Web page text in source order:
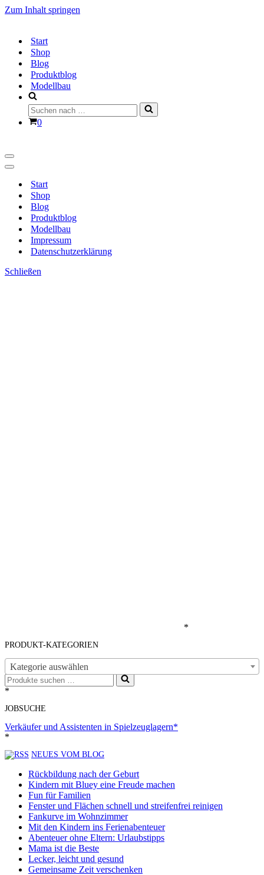
Zum Inhalt springen
Start
Shop
Blog
Produktblog
Modellbau
Suchen
nach …
Warenkorb
0
Navigationsmenü
Navigationsmenü
Start
Shop
Blog
Produktblog
Modellbau
Impressum
Datenschutzerklärung
Schließen
*
PRODUKT-KATEGORIEN
Kategorie auswählen
Suchen
nach …
*
JOBSUCHE
Verkäufer und Assistenten in Spielzeuglagern*
*
NEUES VOM BLOG
Rückbildung nach der Geburt
Kindern mit Bluey eine Freude machen
Fun für Familien
Fenster und Flächen schnell und streifenfrei reinigen
Fankurve im Wohnzimmer
Mit den Kindern ins Ferienabenteuer
Abenteuer ohne Eltern: Urlaubstipps
Mama ist die Beste
Lecker, leicht und gesund
Gemeinsame Zeit verschenken